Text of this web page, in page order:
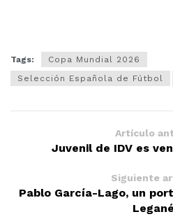
Tags:
Copa Mundial 2026
Selección Española de Fútbol
Artículo
Juvenil de IDV es
Siguiente
Pablo García-Lago, un